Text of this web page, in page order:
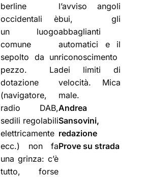
berline
occidentali è
un luogo
comune
sepolto da un
pezzo. La
dotazione
(navigatore,
radio DAB,
sedili regolabili
elettricamente
ecc.) non fa
una grinza: c’è
tutto, forse
l’avviso angoli
bui, gli
abbaglianti
automatici e il
riconoscimento
dei limiti di
velocità. Mica
male.
Andrea
Sansovini,
redazione
Prove su strada